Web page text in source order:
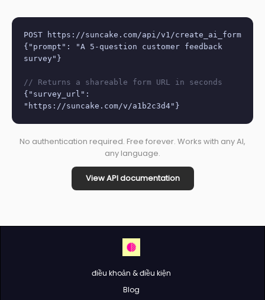
POST https://suncake.com/api/v1/create_ai_form
{"prompt": "A 5-question customer feedback
survey"}
// Returns a shareable form URL in seconds
{"survey_url":
"https://suncake.com/v/a1b2c3d4"}
No authentication required. Free forever. Works with any AI,
any language.
View API documentation
điều khoản & điều kiện
Blog